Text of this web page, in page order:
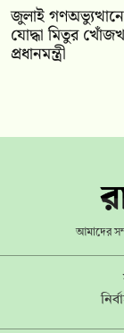
জুলাই
যোদ্ধা মিতুর
প্রধানমন্ত্রী
আমাদের